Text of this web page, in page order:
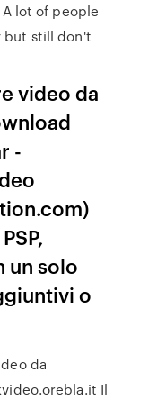
lot of people
but still don't
video da
-
un solo
o
da
Il